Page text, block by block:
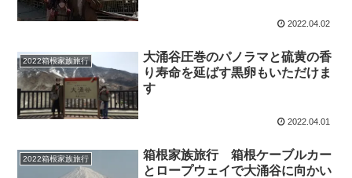
2022.04.02
2022箱根家族旅行
大涌谷圧巻のパノラマと硫黄の香
り寿命を延ばす黒卵もいただけま
す
2022.04.01
2022箱根家族旅行
箱根家族旅行 箱根ケーブルカー
とロープウェイで大涌谷に向かい